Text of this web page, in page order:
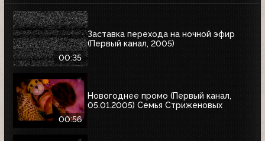
00:35
Заставка перехода на ночной эфир
(Первый канал, 2005)
00:56
Новогоднее промо (Первый канал,
05.01.2005) Семья Стриженовых